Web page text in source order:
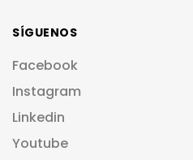
SÍGUENOS
Facebook
Instagram
Linkedin
Youtube